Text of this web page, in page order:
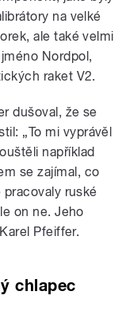
na velké
ale také velmi
Nordpol,
raket V2.
dušoval, že se
„To mi vyprávěl
například
se zajímal, co
ruské
on ne. Jeho
Pfeiffer.
chlapec